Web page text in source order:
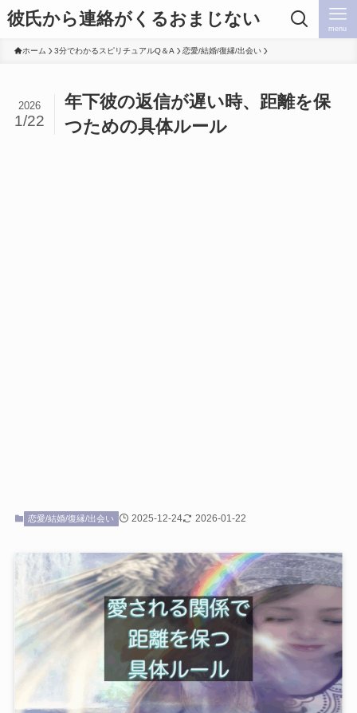
彼氏から連絡がくるおまじない menu
ホーム 3分でわかるスピリチュアルQ＆A 恋愛/結婚/復縁/出会い
年下彼の返信が遅い時、距離を保
つための具体ルール
2026
1/22
恋愛/結婚/復縁/出会い 2025-12-24 2026-01-22